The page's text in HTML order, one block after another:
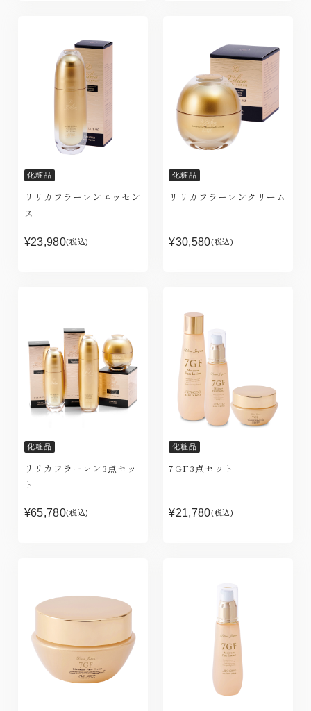
化粧品
リリカフラーレンエッセン
ス
¥23,980(税込)
化粧品
リリカフラーレンクリーム
¥30,580(税込)
化粧品
リリカフラーレン3点セッ
ト
¥65,780(税込)
化粧品
7GF3点セット
¥21,780(税込)